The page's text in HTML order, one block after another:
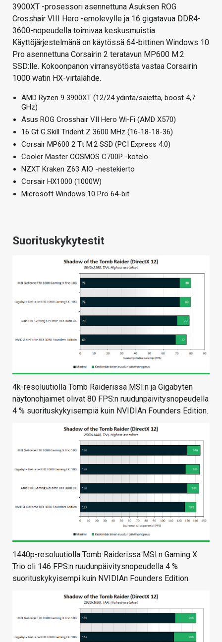
3900XT -prosessori asennettuna Asuksen ROG
Crosshair VIII Hero -emolevylle ja 16 gigatavua DDR4-
3600-nopeudella toimivaa keskusmuistia.
Käyttöjärjestelmänä on käytössä 64-bittinen Windows 10
Pro asennettuna Corsairin 2 teratavun MP600 M.2
SSD:lle. Kokoonpanon virransyötöstä vastaa Corsairin
1000 watin HX-virtalähde.
AMD Ryzen 9 3900XT (12/24 ydintä/säiettä, boost 4,7
GHz)
Asus ROG Crosshair VII Hero Wi-Fi (AMD X570)
16 Gt G.Skill Trident Z 3600 MHz (16-18-18-36)
Corsair MP600 2 Tt M.2 SSD (PCI Express 4.0)
Cooler Master COSMOS C700P -kotelo
NZXT Kraken Z63 AIO -nestekierto
Corsair HX1000 (1000W)
Microsoft Windows 10 Pro 64-bit
Suorituskykytestit
4k-resoluutiolla Tomb Raiderissa MSI:n ja Gigabyten
näytönohjaimet olivat 80 FPS:n ruudunpäivitysnopeudella
4 % suorituskykyisempiä kuin NVIDIAn Founders Edition.
1440p-resoluutiolla Tomb Raiderissa MSI:n Gaming X
Trio oli 146 FPS:n ruudunpäivitysnopeudella 4 %
suorituskykyisempi kuin NVIDIAn Founders Edition.